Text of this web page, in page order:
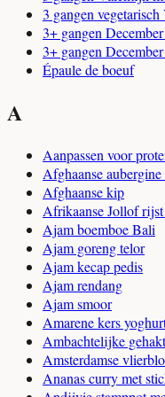
3 gangen
3+ gangen
3+ gangen
Épaule de boeuf
A
Aanpassen voor
Afghaanse
Afghaanse kip
Afrikaanse Jollof
Ajam boemboe Bali
Ajam goreng telor
Ajam kecap pedis
Ajam rendang
Ajam smoor
Amarene kers
Ambachtelijke
Amsterdamse
Ananas curry met